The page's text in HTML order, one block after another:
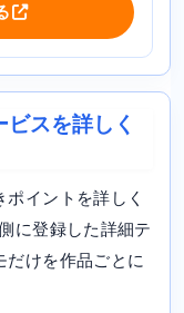
スを詳しく
イントを詳しく
に登録した詳細テ
だけを作品ごとに